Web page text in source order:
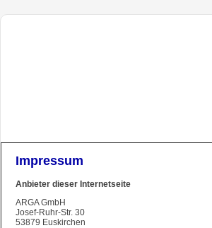
Impressum
Anbieter dieser Internetseite
ARGA GmbH
Josef-Ruhr-Str. 30
53879 Euskirchen